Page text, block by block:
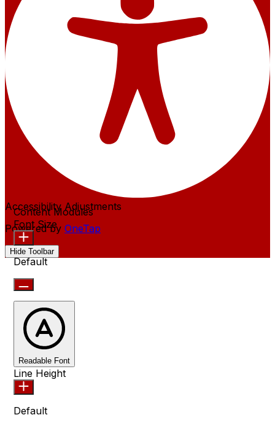
Accessibility Adjustments
Powered by OneTap
Hide Toolbar
Content Modules
Font Size
Default
Readable Font
Line Height
Default